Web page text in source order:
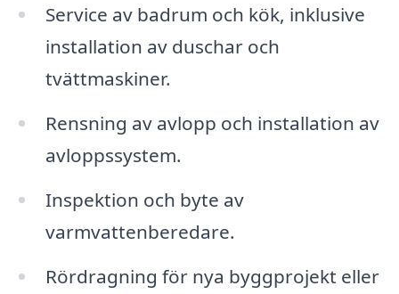
Service av badrum och kök, inklusive
installation av duschar och
tvättmaskiner.
Rensning av avlopp och installation av
avloppssystem.
Inspektion och byte av
varmvattenberedare.
Rördragning för nya byggprojekt eller